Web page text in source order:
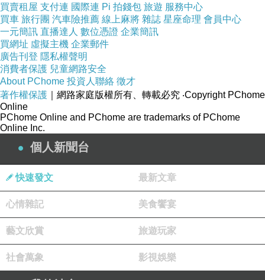
買賣租屋 支付連 國際連 Pi 拍錢包 旅遊 服務中心
買車 旅行團 汽車險推薦 線上麻將 雜誌 星座命理 會員中心
一元簡訊 直播達人 數位憑證 企業簡訊
買網址 虛擬主機 企業郵件
廣告刊登 隱私權聲明
消費者保護 兒童網路安全
About PChome 投資人聯絡 徵才
著作權保護 ｜網路家庭版權所有、轉載必究 ‧Copyright PChome
Online
PChome Online and PChome are trademarks of PChome
Online Inc.
個人新聞台
快速發文 最新文章
心情雜記 美食饗宴
藝文欣賞 旅遊玩家
社會萬象 影視娛樂